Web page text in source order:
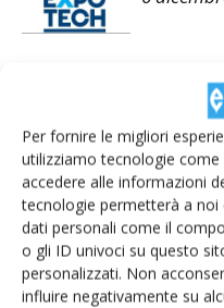
Per fornire le migliori
utilizziamo tecnologie
accedere alle informazioni
tecnologie permetterà a
dati personali come il
o gli ID univoci su questo
personalizzati. Non
influire negativamente su
Dairy
dal
Dairy
Parma